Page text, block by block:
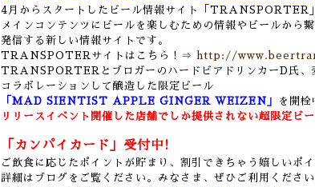
4月からスタートしたビール情報サイト「TRANSPORTER
メインコンテンツに ビールを楽しむための情報やビールから
発信する新しい情報サイトです。
TRANSPOTERサイトはこちら！⇒
http://
TRANSPORTERとブロガーのハードビアドリンカーD氏、
コラボレーションして 醸造した限定ビール
「MAD SIENTIST APPLE GINGER WEIZEN」
を開栓
リリースイベント開催した店舗でしか提供されない超限定ビー
「カンパイカード」受付中!
ご飲食に応じたポイントが貯まり、割引できちゃう嬉しいポイ
詳細はブログをご覧ください。みなさま、ぜひご利用くださ